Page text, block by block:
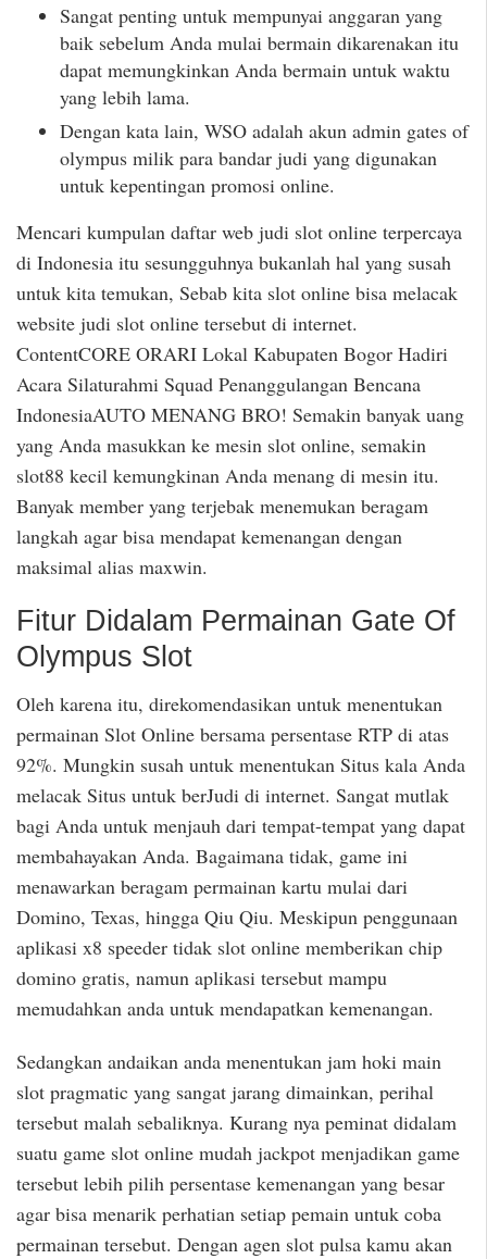
Sangat penting untuk mempunyai anggaran yang
baik sebelum Anda mulai bermain dikarenakan itu
dapat memungkinkan Anda bermain untuk waktu
yang lebih lama.
Dengan kata lain, WSO adalah akun admin gates of
olympus milik para bandar judi yang digunakan
untuk kepentingan promosi online.
Mencari kumpulan daftar web judi slot online terpercaya
di Indonesia itu sesungguhnya bukanlah hal yang susah
untuk kita temukan, Sebab kita slot online bisa melacak
website judi slot online tersebut di internet.
ContentCORE ORARI Lokal Kabupaten Bogor Hadiri
Acara Silaturahmi Squad Penanggulangan Bencana
IndonesiaAUTO MENANG BRO! Semakin banyak uang
yang Anda masukkan ke mesin slot online, semakin
slot88 kecil kemungkinan Anda menang di mesin itu.
Banyak member yang terjebak menemukan beragam
langkah agar bisa mendapat kemenangan dengan
maksimal alias maxwin.
Fitur Didalam Permainan Gate Of
Olympus Slot
Oleh karena itu, direkomendasikan untuk menentukan
permainan Slot Online bersama persentase RTP di atas
92%. Mungkin susah untuk menentukan Situs kala Anda
melacak Situs untuk berJudi di internet. Sangat mutlak
bagi Anda untuk menjauh dari tempat-tempat yang dapat
membahayakan Anda. Bagaimana tidak, game ini
menawarkan beragam permainan kartu mulai dari
Domino, Texas, hingga Qiu Qiu. Meskipun penggunaan
aplikasi x8 speeder tidak slot online memberikan chip
domino gratis, namun aplikasi tersebut mampu
memudahkan anda untuk mendapatkan kemenangan.
Sedangkan andaikan anda menentukan jam hoki main
slot pragmatic yang sangat jarang dimainkan, perihal
tersebut malah sebaliknya. Kurang nya peminat didalam
suatu game slot online mudah jackpot menjadikan game
tersebut lebih pilih persentase kemenangan yang besar
agar bisa menarik perhatian setiap pemain untuk coba
permainan tersebut. Dengan agen slot pulsa kamu akan